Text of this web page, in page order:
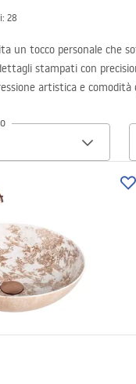
di scarico
WC e bidet
da bagno
28
un tocco personale che
stampati con
artistica e comodità